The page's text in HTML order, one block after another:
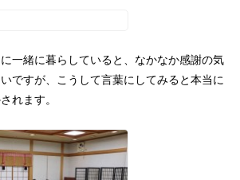
一緒に暮らしていると、なかなか感謝の気
ですが、こうして言葉にしてみると本当に
れます。